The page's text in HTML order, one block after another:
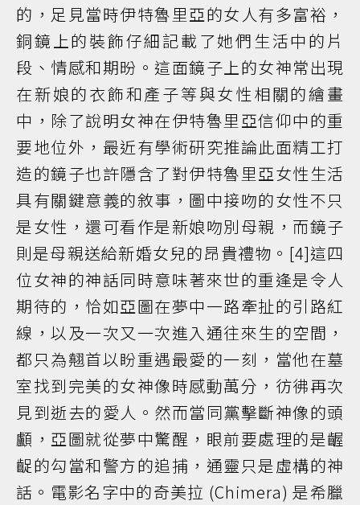
的，足見當時伊特魯里亞的女人有多富裕，
銅鏡上的裝飾仔細記載了她們生活中的片
段、情感和期昐。這面鏡子上的女神常出現
在新娘的衣飾和產子等與女性相關的繪畫
中，除了說明女神在伊特魯里亞信仰中的重
要地位外，最近有學術研究推論此面精工打
造的鏡子也許隱含了對伊特魯里亞女性生活
具有關鍵意義的敘事，圖中接吻的女性不只
是女性，還可看作是新娘吻別母親，而鏡子
則是母親送給新婚女兒的昂貴禮物。[4]這四
位女神的神話同時意味著來世的重逢是令人
期待的，恰如亞圖在夢中一路牽扯的引路紅
線，以及一次又一次進入通往來生的空間，
都只為翹首以盼重遇最愛的一刻，當他在墓
室找到完美的女神像時感動萬分，彷彿再次
見到逝去的愛人。然而當同黨擊斷神像的頭
顱，亞圖就從夢中驚醒，眼前要處理的是齷
齪的勾當和警方的追捕，通靈只是虛構的神
話。電影名字中的奇美拉 (Chimera) 是希臘